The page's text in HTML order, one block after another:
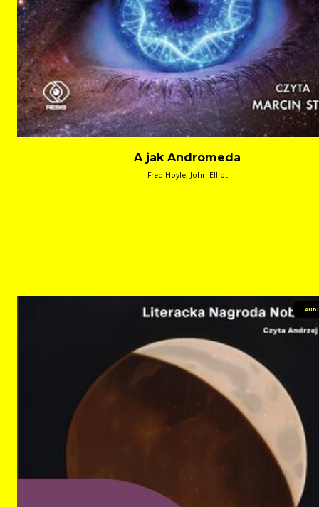
A jak Andromeda
Fred Hoyle, John Elliot